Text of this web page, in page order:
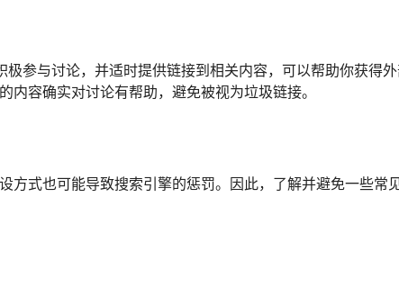
参与讨论，并适时提供链接到相关内容，可以帮助你获得
容确实对讨论有帮助，避免被视为垃圾链接。
方式也可能导致搜索引擎的惩罚。因此，了解并避免一些常